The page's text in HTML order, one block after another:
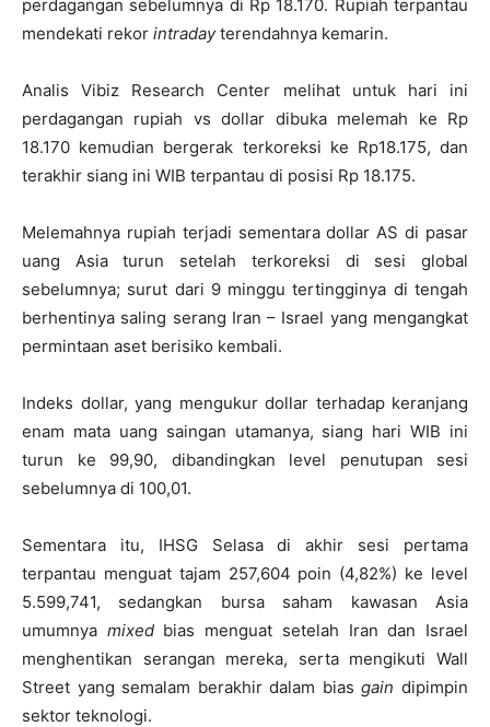
perdagangan sebelumnya di Rp 18.170. Rupiah terpantau
mendekati rekor intradayterendahnya kemarin.
Analis Vibiz Research Center melihat untuk hari ini
perdagangan rupiah vs dollar dibuka melemah ke Rp
18.170 kemudian bergerak terkoreksi ke Rp18.175, dan
terakhir siang ini WIB terpantau di posisi Rp 18.175.
Melemahnya rupiah terjadi sementara dollar AS di pasar
uang Asia turun setelah terkoreksi di sesi global
sebelumnya; surut dari 9 minggu tertingginya di tengah
berhentinya saling serang Iran – Israel yang mengangkat
permintaan aset berisiko kembali.
Indeks dollar, yang mengukur dollar terhadap keranjang
enam mata uang saingan utamanya, siang hari WIB ini
turun ke 99,90, dibandingkan level penutupan sesi
sebelumnya di 100,01.
Sementara itu, IHSG Selasa di akhir sesi pertama
terpantau menguat tajam 257,604 poin (4,82%) ke level
5.599,741, sedangkan bursa saham kawasan Asia
umumnya mixedbias menguat setelah Iran dan Israel
menghentikan serangan mereka, serta mengikuti Wall
Street yang semalam berakhir dalam biasgain dipimpin
sektor teknologi.